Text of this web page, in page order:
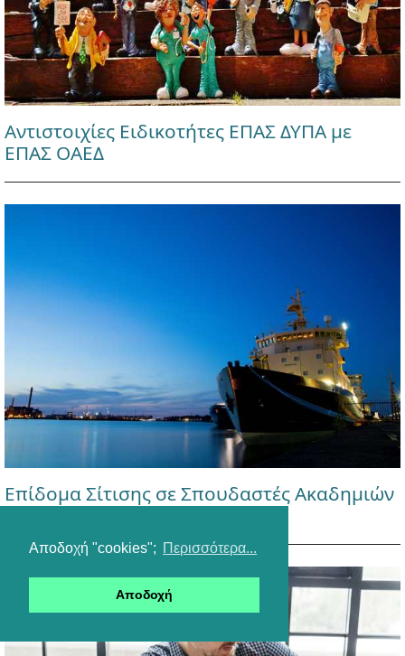
Αποδοχή "cookies"; Περισσότερα...
Αποδοχή
Αντιστοιχίες Ειδικοτήτες ΕΠΑΣ ΔΥΠΑ με
ΕΠΑΣ ΟΑΕΔ
Επίδομα Σίτισης σε Σπουδαστές Ακαδημιών
Εμπορικού Ναυτικού (ΑΕΝ)